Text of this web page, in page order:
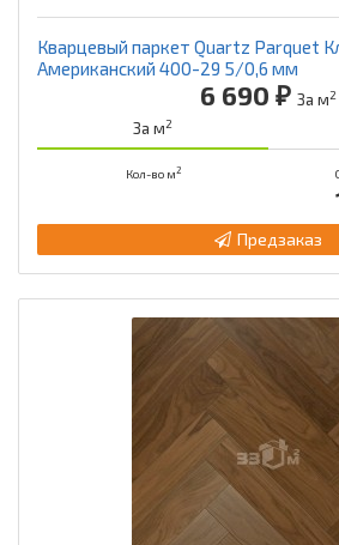
Кварцевый паркет Quartz Parquet
Американский 400-29 5/0,6 мм
6 690 ₽ За м2
За м2
Кол-во м2
Предзаказ